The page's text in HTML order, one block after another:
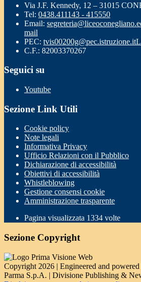
Via J.F. Kennedy, 12 – 31015
Tel: 0438.411143 - 415550
Email:
mail
PEC: tvis00200g@pec.istruzione.it
C.F.: 82003370267
Seguici su
Youtube
Sezione Link Utili
Cookie policy
Note legali
Informativa Privacy
Ufficio Relazioni con il Pubblico
Dichiarazione di accessibilità
Obiettivi di accessibilità
Whistleblowing
Gestione consensi cookie
Amministrazione trasparente
Pagina visualizzata 1334 volte
Sezione Copyright
Copyright 2026 | Engineered and
Parma S.p.A. | Divisione Publishing &